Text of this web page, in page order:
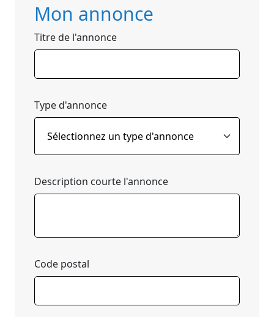
Mon annonce
Titre de l'annonce
Type d'annonce
Description courte l'annonce
Code postal